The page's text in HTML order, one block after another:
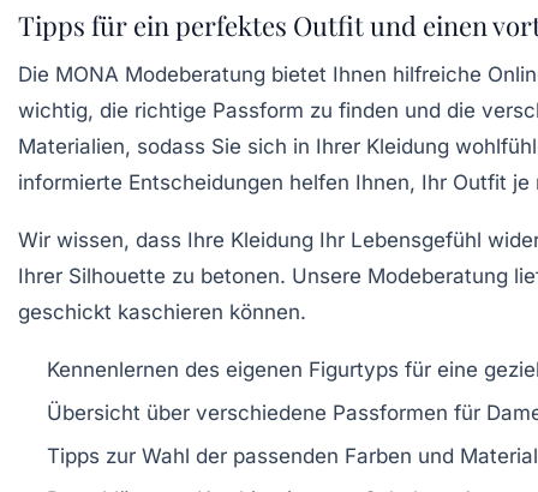
Tipps für ein perfektes Outfit und einen
Die MONA Modeberatung bietet Ihnen hilfreiche
wichtig, die richtige Passform zu finden und die
Materialien, sodass Sie sich in Ihrer Kleidung
informierte Entscheidungen helfen Ihnen, Ihr Outfit
Wir wissen, dass Ihre Kleidung Ihr Lebensgefühl
Ihrer Silhouette zu betonen. Unsere Modeberatung
geschickt kaschieren können.
Kennenlernen des eigenen Figurtyps für eine
Übersicht über verschiedene Passformen für
Tipps zur Wahl der passenden Farben und